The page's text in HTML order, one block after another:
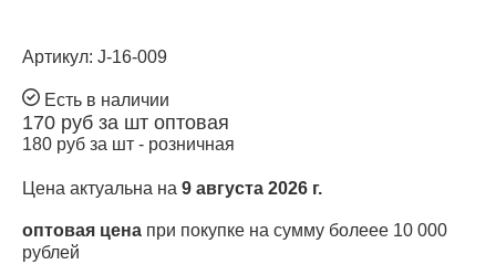
Артикул: J-16-009
Есть в наличии
170 руб за шт оптовая
180 руб за шт - розничная
Цена актуальна на 9 августа 2026 г.
оптовая цена при покупке на сумму болеее 10 000
рублей